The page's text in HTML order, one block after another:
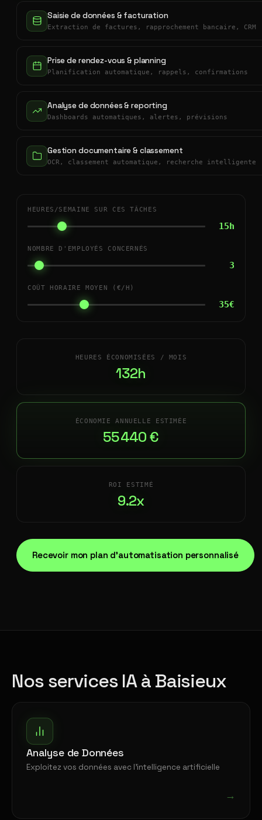
Saisie de données & facturation
Extraction de factures, rapprochement bancaire, CRM
Prise de rendez-vous & planning
Planification automatique, rappels, confirmations
Analyse de données & reporting
Dashboards automatiques, alertes, prévisions
Gestion documentaire & classement
OCR, classement automatique, recherche intelligente
HEURES/SEMAINE SUR CES TÂCHES
15h
NOMBRE D'EMPLOYÉS CONCERNÉS
3
COÛT HORAIRE MOYEN (€/H)
35€
HEURES ÉCONOMISÉES / MOIS
132h
ÉCONOMIE ANNUELLE ESTIMÉE
55 440 €
ROI ESTIMÉ
9.2x
Recevoir mon plan d'automatisation personnalisé
Nos services IA à Baisieux
Analyse de Données
Exploitez vos données avec l'intelligence artificielle
→